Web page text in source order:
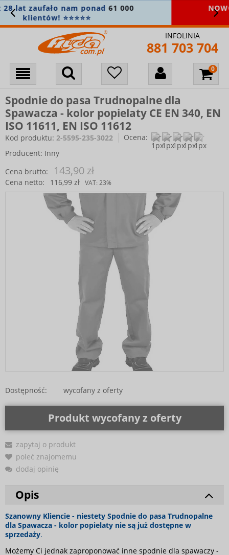
NOWOŚĆ! Sprawdź najnowszą
gastronomiczną
INFOLINIA
881 703 704
Spodnie do pasa Trudnopalne dla
Spawacza - kolor popielaty CE EN 340, EN
ISO 11611, EN ISO 11612
Kod produktu: 2-5595-235-3022
Ocena:
Producent: Inny
Cena brutto:
143,90 zł
Cena netto: 116,99 zł VAT: 23%
Dostępność: wycofany z oferty
Produkt wycofany z oferty
zapytaj o produkt
poleć znajomemu
dodaj opinię
Opis
Szanowny Kliencie - niestety Spodnie do pasa Trudnopalne
dla Spawacza - kolor popielaty nie są już dostępne w
sprzedaży.
Możemy Ci jednak zaproponować inne spodnie dla spawaczy -